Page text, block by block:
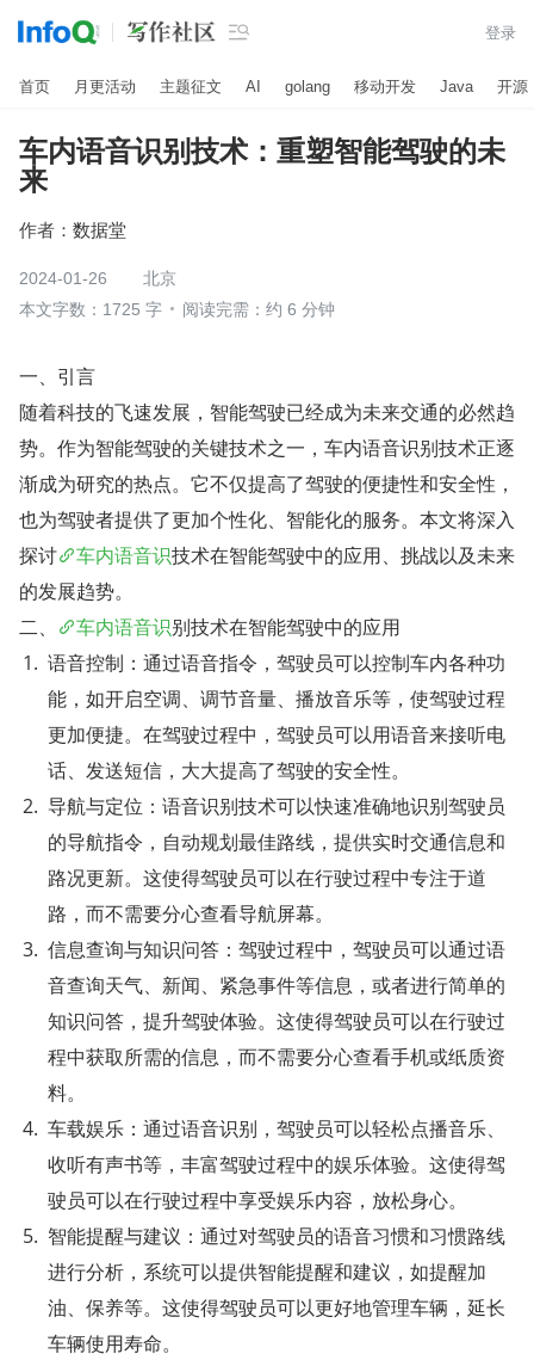
 登录
首页 月更活动 主题征文 AI golang 移动开发 Java 开源
车内语音识别技术：重塑智能驾驶的未
来
作者： 数据堂
2024-01-26
北京
本文字数：1725 字
阅读完需：约 6 分钟
一、引言
随着科技的飞速发展，智能驾驶已经成为未来交通的必然趋
势。作为智能驾驶的关键技术之一，车内语音识别技术正逐
渐成为研究的热点。它不仅提高了驾驶的便捷性和安全性，
也为驾驶者提供了更加个性化、智能化的服务。本文将深入
探讨
车内语音识技术在智能驾驶中的应用、挑战以及未来
的发展趋势。
二、
车内语音识别技术在智能驾驶中的应用
语音控制：通过语音指令，驾驶员可以控制车内各种功
能，如开启空调、调节音量、播放音乐等，使驾驶过程
更加便捷。在驾驶过程中，驾驶员可以用语音来接听电
话、发送短信，大大提高了驾驶的安全性。
导航与定位：语音识别技术可以快速准确地识别驾驶员
的导航指令，自动规划最佳路线，提供实时交通信息和
路况更新。这使得驾驶员可以在行驶过程中专注于道
路，而不需要分心查看导航屏幕。
信息查询与知识问答：驾驶过程中，驾驶员可以通过语
音查询天气、新闻、紧急事件等信息，或者进行简单的
知识问答，提升驾驶体验。这使得驾驶员可以在行驶过
程中获取所需的信息，而不需要分心查看手机或纸质资
料。
车载娱乐：通过语音识别，驾驶员可以轻松点播音乐、
收听有声书等，丰富驾驶过程中的娱乐体验。这使得驾
驶员可以在行驶过程中享受娱乐内容，放松身心。
智能提醒与建议：通过对驾驶员的语音习惯和习惯路线
进行分析，系统可以提供智能提醒和建议，如提醒加
油、保养等。这使得驾驶员可以更好地管理车辆，延长
车辆使用寿命。